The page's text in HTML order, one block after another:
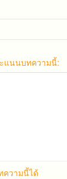
างกันอย่างไรครับ
แนนบทความนี้:
ความนี้ได้